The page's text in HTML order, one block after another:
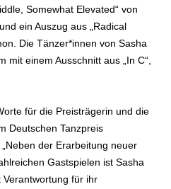
Somewhat Elevated“ von
ein Auszug aus „Radical
Die Tänzer*innen von Sasha
mit einem Ausschnitt aus „In C“,
für die Preisträgerin und die
Deutschen Tanzpreis
der Erarbeitung neuer
Gastspielen ist Sasha
Verantwortung für ihr